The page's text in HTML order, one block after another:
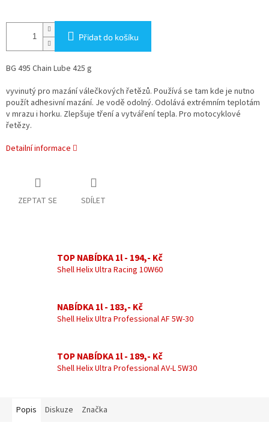
Přidat do košíku
BG 495 Chain Lube 425 g
vyvinutý pro mazání válečkových řetězů. Používá se tam kde je nutno
použít adhesivní mazání. Je vodě odolný. Odolává extrémním teplotám
v mrazu i horku. Zlepšuje tření a vytváření tepla. Pro motocyklové
řetězy.
Detailní informace
ZEPTAT SE SDÍLET
TOP NABÍDKA 1l - 194,- Kč
Shell Helix Ultra Racing 10W60
NABÍDKA 1l - 183,- Kč
Shell Helix Ultra Professional AF 5W-30
TOP NABÍDKA 1l - 189,- Kč
Shell Helix Ultra Professional AV-L 5W30
Popis Diskuze Značka